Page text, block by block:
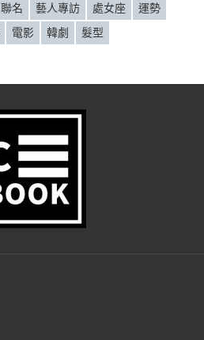
聯名 藝人專訪 處女座
運勢
電影 韓劇 髮型